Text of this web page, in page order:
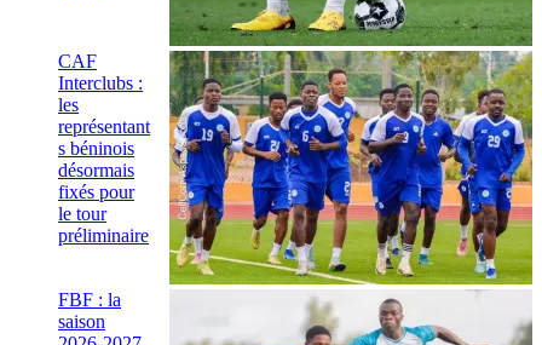
CAF
Interclubs :
les
représentant
s béninois
désormais
fixés pour
le tour
préliminaire
FBF : la
saison